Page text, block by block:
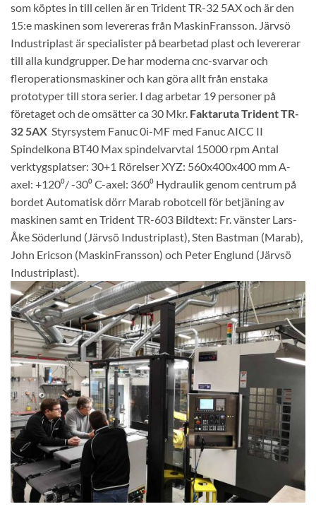
som köptes in till cellen är en Trident TR-32 5AX och är den
15:e maskinen som levereras från MaskinFransson. Järvsö
Industriplast är specialister på bearbetad plast och levererar
till alla kundgrupper. De har moderna cnc-svarvar och
fleroperationsmaskiner och kan göra allt från enstaka
prototyper till stora serier. I dag arbetar 19 personer på
företaget och de omsätter ca 30 Mkr. Faktaruta Trident TR-
32 5AX Styrsystem Fanuc 0i-MF med Fanuc AICC II
Spindelkona BT40 Max spindelvarvtal 15000 rpm Antal
verktygsplatser: 30+1 Rörelser XYZ: 560x400x400 mm A-
axel: +120⁰/ -30⁰ C-axel: 360⁰ Hydraulik genom centrum på
bordet Automatisk dörr Marab robotcell för betjäning av
maskinen samt en Trident TR-603 Bildtext: Fr. vänster Lars-
Åke Söderlund (Järvsö Industriplast), Sten Bastman (Marab),
John Ericson (MaskinFransson) och Peter Englund (Järvsö
Industriplast).